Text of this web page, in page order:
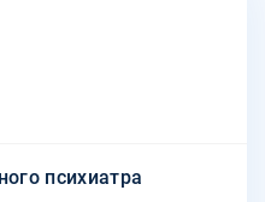
психиатра